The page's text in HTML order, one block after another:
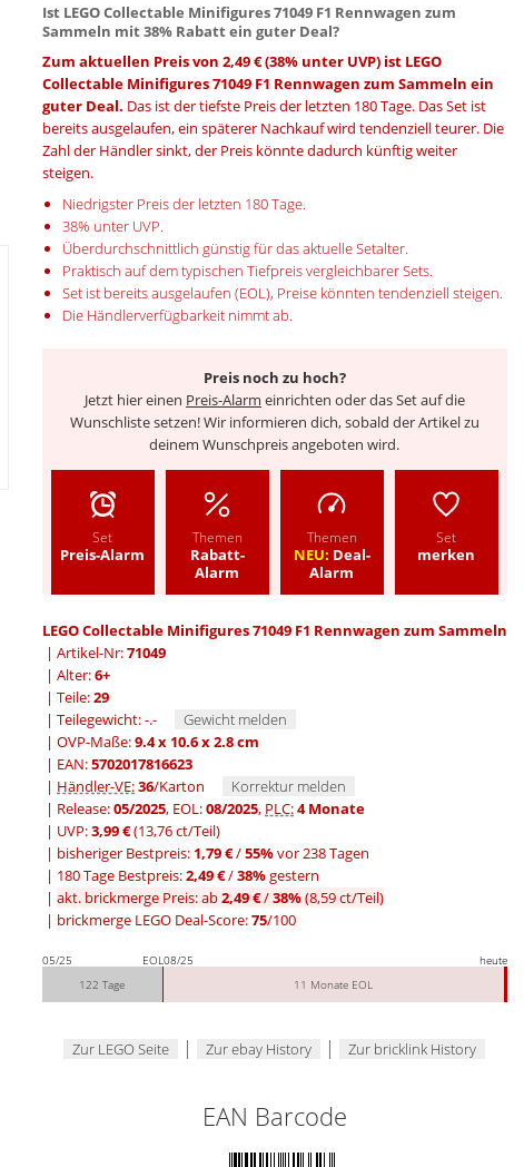
Ist LEGO Collectable Minifigures 71049 F1 Rennwagen zum
Sammeln mit 38% Rabatt ein guter Deal?
Zum aktuellen Preis von 2,49 € (38% unter UVP) ist LEGO
Collectable Minifigures 71049 F1 Rennwagen zum Sammeln ein
guter Deal. Das ist der tiefste Preis der letzten 180 Tage. Das Set ist
bereits ausgelaufen, ein späterer Nachkauf wird tendenziell teurer. Die
Zahl der Händler sinkt, der Preis könnte dadurch künftig weiter
steigen.
Niedrigster Preis der letzten 180 Tage.
38% unter UVP.
Überdurchschnittlich günstig für das aktuelle Setalter.
Praktisch auf dem typischen Tiefpreis vergleichbarer Sets.
Set ist bereits ausgelaufen (EOL), Preise könnten tendenziell steigen.
Die Händlerverfügbarkeit nimmt ab.
Preis noch zu hoch?
Jetzt hier einen Preis-Alarm einrichten oder das Set auf die
Wunschliste setzen! Wir informieren dich, sobald der Artikel zu
deinem Wunschpreis angeboten wird.
Set
Preis-Alarm
Themen
Rabatt-
Alarm
Themen
NEU: Deal-
Alarm
Set
merken
LEGO Collectable Minifigures 71049 F1 Rennwagen zum Sammeln
| Artikel-Nr:71049
| Alter:6+
| Teile:29
| Teilegewicht: -.-
Gewicht melden
| OVP-Maße:9.4 x 10.6 x 2.8 cm
| EAN:5702017816623
| Händler-VE:36/Karton
Korrektur melden
| Release:05/2025, EOL:08/2025, PLC:4 Monate
| UVP:3,99 €(13,76 ct/Teil)
| bisheriger Bestpreis: 1,79 €/55%vor 238 Tagen
| 180 Tage Bestpreis:2,49 €/38%gestern
| akt. brickmerge Preis: ab2,49 €/38%(8,59 ct/Teil)
| brickmerge LEGO Deal-Score:75/100
05/25 EOL08/25
heute
122 Tage
11 Monate EOL
Zur LEGO Seite | Zur ebay History | Zur bricklink History
EAN Barcode